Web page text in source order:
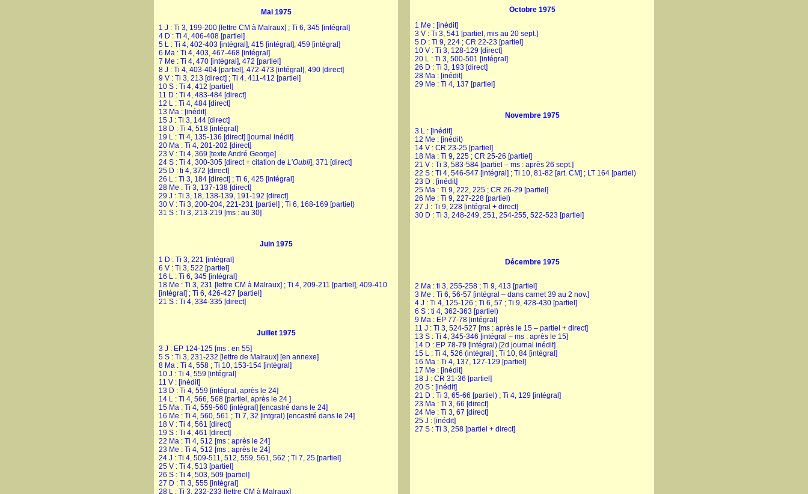
Mai 1975
1 J : Ti 3, 199-200 [lettre CM à Malraux] ; Ti 6, 345 [intégral]
4 D : Ti 4, 406-408 [partiel]
5 L : Ti 4, 402-403 [intégral], 415 [intégral], 459 [intégral]
6 Ma : Ti 4, 403, 467-468 [intégral]
7 Me : Ti 4, 470 [intégral], 472 [partiel]
8 J : Ti 4, 403-404 [partiel], 472-473 [intégral], 490 [direct]
9 V : Ti 3, 213 [direct] ; Ti 4, 411-412 [partiel]
10 S : Ti 4, 412 [partiel]
11 D : Ti 4, 483-484 [direct]
12 L : Ti 4, 484 [direct]
13 Ma : [inédit]
15 J : Ti 3, 144 [direct]
18 D : Ti 4, 518 [intégral]
19 L : Ti 4, 135-136 [direct] [journal inédit]
20 Ma : Ti 4, 201-202 [direct]
23 V : Ti 4, 369 [texte André George]
24 S : Ti 4, 300-305 [direct + citation de L’Oubli], 371 [direct]
25 D : ti 4, 372 [direct]
26 L : Ti 3, 184 [direct] ; Ti 6, 425 [intégral]
28 Me : Ti 3, 137-138 [direct]
29 J : Ti 3, 18, 138-139, 191-192 [direct]
30 V : Ti 3, 200-204, 221-231 [partiel] ; Ti 6, 168-169 [partiel)
31 S : Ti 3, 213-219 [ms : au 30]
Juin 1975
1 D : Ti 3, 221 [intégral]
6 V : Ti 3, 522 [partiel]
16 L : Ti 6, 345 [intégral]
18 Me : Ti 3, 231 [lettre CM à Malraux] ; Ti 4, 209-211 [partiel], 409-410
[intégral] ; Ti 6, 426-427 [partiel]
21 S : Ti 4, 334-335 [direct]
Juillet 1975
3 J : EP 124-125 [ms : en 55]
5 S : Ti 3, 231-232 [lettre de Malraux] [en annexe]
8 Ma : Ti 4, 558 ; Ti 10, 153-154 [intégral]
10 J : Ti 4, 559 [intégral]
11 V : [inédit]
13 D : Ti 4, 559 [intégral, après le 24]
14 L : Ti 4, 566, 568 [partiel, après le 24 ]
15 Ma : Ti 4, 559-560 [intégral] [encastré dans le 24]
16 Me : Ti 4, 560, 561 ; Ti 7, 32 [intgral) [encastré dans le 24]
18 V : Ti 4, 561 [direct]
19 S : Ti 4, 461 [direct]
22 Ma : Ti 4, 512 [ms : après le 24]
23 Me : Ti 4, 512 [ms : après le 24]
24 J : Ti 4, 509-511, 512, 559, 561, 562 ; Ti 7, 25 [partiel]
25 V : Ti 4, 513 [partiel]
26 S : Ti 4, 503, 509 [partiel]
27 D : Ti 3, 555 [intégral]
28 L : Ti 3, 232-233 [lettre CM à Malraux]
Octobre 1975
1 Me : [inédit]
3 V : Ti 3, 541 [partiel, mis au 20 sept.]
5 D : Ti 9, 224 ; CR 22-23 [partiel]
10 V : Ti 3, 128-129 [direct]
20 L : Ti 3, 500-501 [intégral]
26 D : Ti 3, 193 [direct]
28 Ma : [inédit]
29 Me : Ti 4, 137 [partiel]
Novembre 1975
3 L : [inédit]
12 Me : [inédit)
14 V : CR 23-25 [partiel]
18 Ma : Ti 9, 225 ; CR 25-26 [partiel]
21 V : Ti 3, 583-584 [partiel – ms : après 26 sept.]
22 S : Ti 4, 546-547 [intégral] ; Ti 10, 81-82 [art. CM] ; LT 164 [partiel)
23 D : [inédit]
25 Ma : Ti 9, 222, 225 ; CR 26-29 [partiel]
26 Me : Ti 9, 227-228 [partiel)
27 J : Ti 9, 228 [intégral + direct]
30 D : Ti 3, 248-249, 251, 254-255, 522-523 [partiel]
Décembre 1975
2 Ma : ti 3, 255-258 ; Ti 9, 413 [partiel]
3 Me : Ti 6, 56-57 [intégral – dans carnet 39 au 2 nov.]
4 J : Ti 4, 125-126 ; Ti 6, 57 ; Ti 9, 428-430 [partiel]
6 S : ti 4, 362-363 [partiel)
9 Ma : EP 77-78 [intégral]
11 J : Ti 3, 524-527 [ms : après le 15 – partiel + direct]
13 S : Ti 4, 345-346 [intégral – ms : après le 15]
14 D : EP 78-79 [intégral) [2d journal inédit]
15 L : Ti 4, 526 (intégral] ; Ti 10, 84 [intégral]
16 Ma : Ti 4, 137, 127-129 [partiel]
17 Me : [inédit]
18 J : CR 31-36 [partiel]
20 S : [inédit]
21 D : Ti 3, 65-66 [partiel) ; Ti 4, 129 [intégral]
23 Ma : Ti 3, 66 [direct]
24 Me : Ti 3, 67 [direct]
25 J : [inédit]
27 S : Ti 3, 258 [partiel + direct]